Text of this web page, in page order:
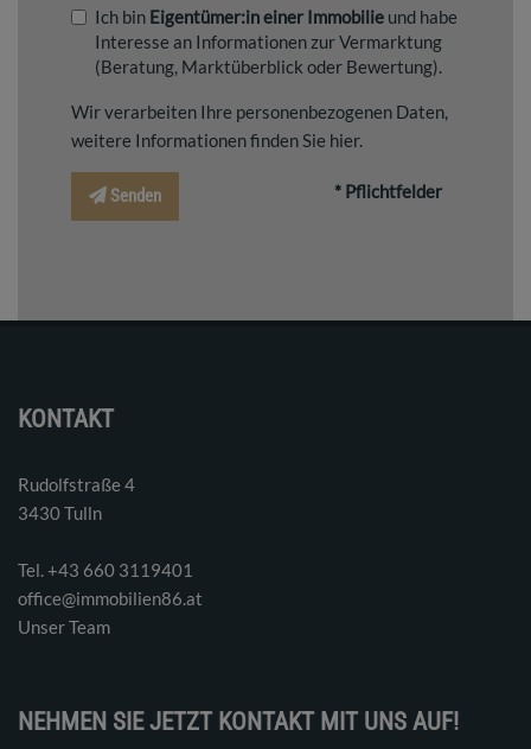
Ich bin Eigentümer:in einer Immobilie und habe
Interesse an Informationen zur Vermarktung
(Beratung, Marktüberblick oder Bewertung).
Wir verarbeiten Ihre personenbezogenen Daten,
weitere Informationen finden Sie hier.
Senden * Pflichtfelder
KONTAKT
Rudolfstraße 4
3430 Tulln
Tel. ‭+43 660 3119401‬
office@immobilien86.at
Unser Team
NEHMEN SIE JETZT KONTAKT MIT UNS AUF!